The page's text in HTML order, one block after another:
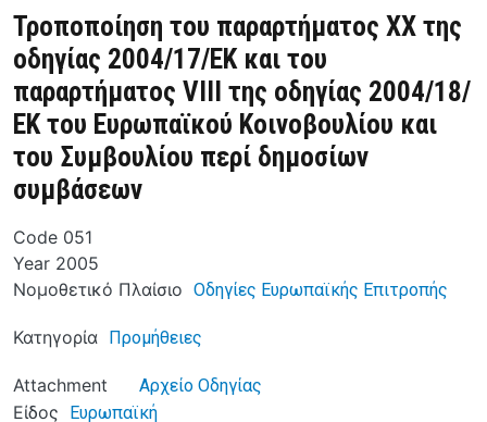
Τροποποίηση του παραρτήματος XX της
οδηγίας 2004/17/ΕΚ και του
παραρτήματος VIII της οδηγίας 2004/18/
ΕΚ του Ευρωπαϊκού Κοινοβουλίου και
του Συμβουλίου περί δημοσίων
συμβάσεων
Code 051
Year 2005
Νομοθετικό Πλαίσιο Οδηγίες Ευρωπαϊκής Επιτροπής
Κατηγορία Προμήθειες
Attachment Αρχείο Οδηγίας
Είδος Ευρωπαϊκή